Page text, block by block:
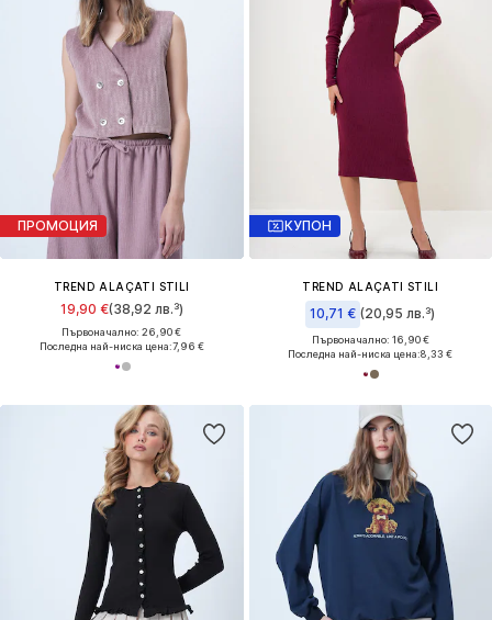
ПРОМОЦИЯ
TREND ALAÇATI STILI
19,90 €(38,92 лв.³)
Първоначално: 26,90 €
Последна най-ниска цена:7,96 €
КУПОН
TREND ALAÇATI STILI
10,71 € (20,95 лв.³)
Първоначално: 16,90 €
Последна най-ниска цена:8,33 €